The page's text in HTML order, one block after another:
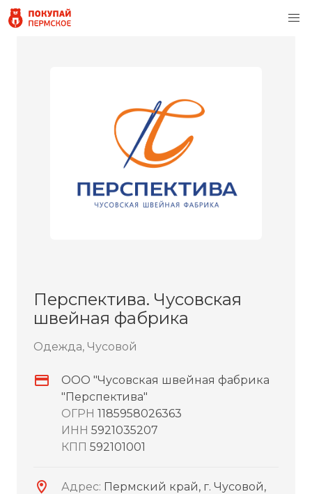
Перспектива. Чусовская
швейная фабрика
Одежда, Чусовой
ООО "Чусовская швейная фабрика
"Перспектива"
ОГРН 1185958026363
ИНН 5921035207
КПП 592101001
Адрес: Пермский край, г. Чусовой,